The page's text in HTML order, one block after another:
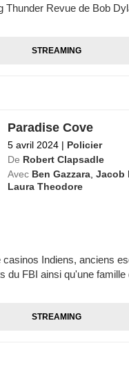
Thunder Revue de Bob
STREAMING
Paradise Cove
5 avril 2024 | Policier
De Robert Clapsadle
Avec Ben Gazzara ,Jacob
Laura Theodore
casinos Indiens, anciens
du FBI ainsi qu'une famille
STREAMING